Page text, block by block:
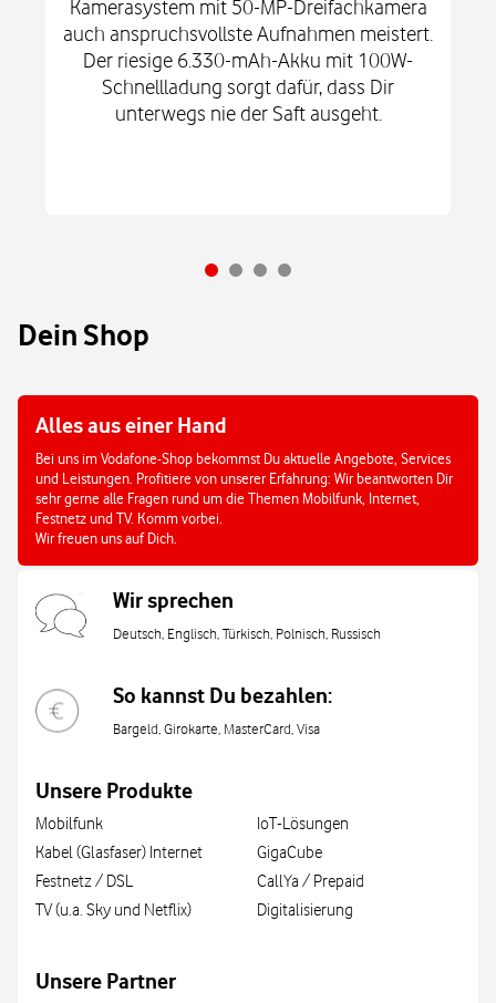
Kamerasystem mit 50-MP-Dreifachkamera
auch anspruchsvollste Aufnahmen meistert.
Der riesige 6.330-mAh-Akku mit 100W-
Schnellladung sorgt dafür, dass Dir
unterwegs nie der Saft ausgeht.
Dein Shop
Alles aus einer Hand
Bei uns im Vodafone-Shop bekommst Du aktuelle Angebote, Services
und Leistungen. Profitiere von unserer Erfahrung: Wir beantworten Dir
sehr gerne alle Fragen rund um die Themen Mobilfunk, Internet,
Festnetz und TV. Komm vorbei.
Wir freuen uns auf Dich.
Wir sprechen
Deutsch, Englisch, Türkisch, Polnisch, Russisch
So kannst Du bezahlen:
Bargeld, Girokarte, MasterCard, Visa
Unsere Produkte
Mobilfunk
Kabel (Glasfaser) Internet
Festnetz / DSL
TV (u.a. Sky und Netflix)
IoT-Lösungen
GigaCube
CallYa / Prepaid
Digitalisierung
Unsere Partner